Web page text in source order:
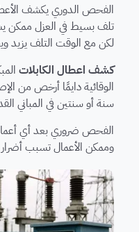
الفحص الدوري يكشف
تلف بسيط في العزل ممكن
لكن مع الوقت التلف يزيد
كشف اعطال الكابلات
الوقائية دايمًا أرخص من
سنة أو سنتين في المباني
الفحص ضروري بعد أي أعمال
وممكن الأعمال تسبب أضرار